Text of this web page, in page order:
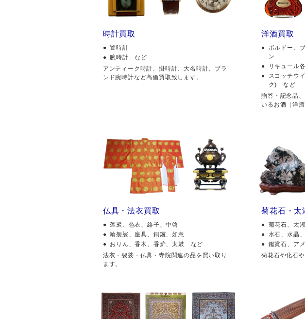
時計買取
置時計
腕時計 など
アンティーク時計、掛時計、大名時計、ブラ
ンド腕時計など高価買取致します。
洋酒買取
ボルドー、
ン
リキュール
スコッチウ
ク) など
贈答・記念品
いるお酒（洋
仏具・法衣買取
袈裟、色衣、絡子、中啓
輪袈裟、座具、銅鑼、如意
おりん、香木、香炉、太鼓 など
法衣・袈裟・仏具・寺院関連の品を買い取り
ます。
菊花石・太
菊花石、太
水石、水晶
鑑賞石、ア
菊花石や化石